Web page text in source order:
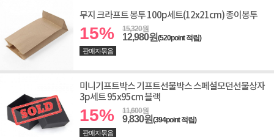
무지 크라프트 봉투 100p세트(12x21cm) 종이봉투
15% 15,320원
12,980원(520point 적립)
판매자묶음
미니기프트박스 기프트선물박스 스페셜모던선물상자
3p세트 95x95cm 블랙
15% 11,600원
9,830원(394point 적립)
판매자묶음